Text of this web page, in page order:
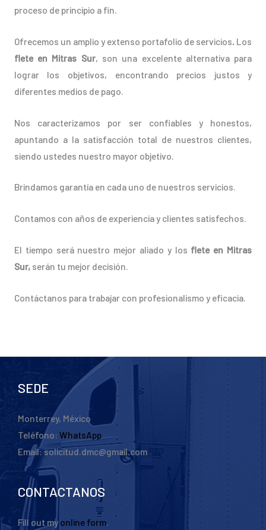
proceso de principio a fin.
Ofrecemos un amplio y extenso portafolio de servicios. Los
flete en Mitras Sur, son una excelente alternativa para
lograr los objetivos, encontrando precios justos y
diferentes medios de pago.
Nos caracterizamos por ser confiables y honestos,
apuntando a la satisfacción total de nuestros clientes,
siendo ustedes nuestro mayor objetivo.
Brindamos garantía en cada uno de nuestros servicios.
Contamos con años de experiencia y clientes satisfechos.
El tiempo será nuestro mejor aliado y los flete en Mitras
Sur, serán tu mejor decisión.
Contáctanos para trabajar con profesionalismo y eficacia.
SEDE
Monterrey, México
Teléfono: WhatsApp
Email: solicitud.dmc@gmail.com
CONTACTANOS
Fill out my online form.